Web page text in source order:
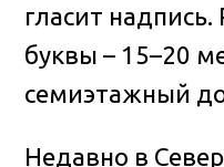
гласит
буквы – 15–20
семиэтажный
Недавно в